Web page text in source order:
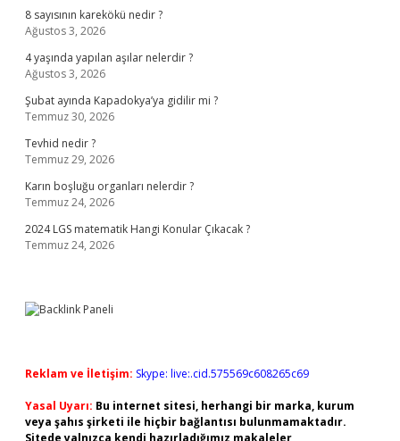
8 sayısının karekökü nedir ?
Ağustos 3, 2026
4 yaşında yapılan aşılar nelerdir ?
Ağustos 3, 2026
Şubat ayında Kapadokya’ya gidilir mi ?
Temmuz 30, 2026
Tevhid nedir ?
Temmuz 29, 2026
Karın boşluğu organları nelerdir ?
Temmuz 24, 2026
2024 LGS matematik Hangi Konular Çıkacak ?
Temmuz 24, 2026
Reklam ve İletişim: Skype: live:.cid.575569c608265c69
Yasal Uyarı: Bu internet sitesi, herhangi bir marka, kurum
veya şahıs şirketi ile hiçbir bağlantısı bulunmamaktadır.
Sitede yalnızca kendi hazırladığımız makaleler